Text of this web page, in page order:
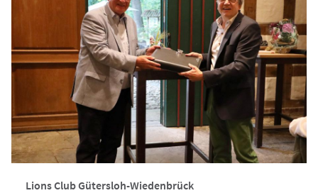
Lions Club Gütersloh-Wiedenbrück